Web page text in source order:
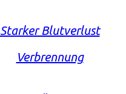
Starker Blutverlust
Verbrennung